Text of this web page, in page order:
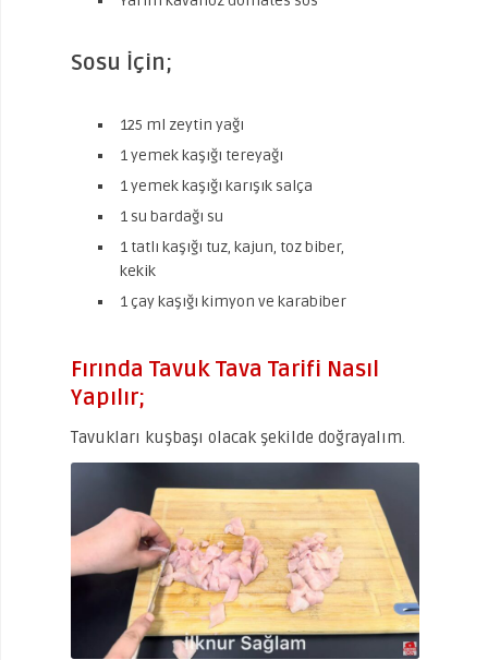
Sosu İçin;
125 ml zeytin yağı
1 yemek kaşığı tereyağı
1 yemek kaşığı karışık salça
1 su bardağı su
1 tatlı kaşığı tuz, kajun, toz biber,
kekik
1 çay kaşığı kimyon ve karabiber
Fırında Tavuk Tava Tarifi Nasıl
Yapılır;
Tavukları kuşbaşı olacak şekilde doğrayalım.